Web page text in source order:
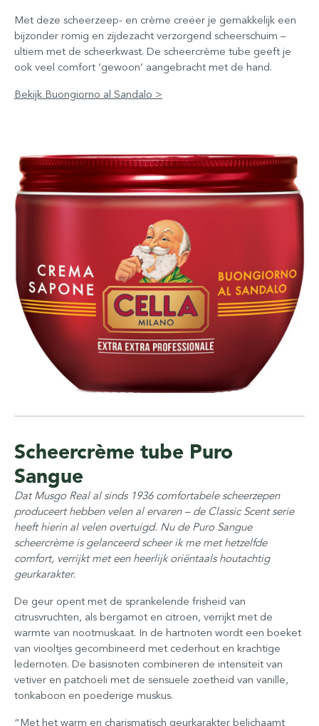
Met deze scheerzeep- en crème creëer je gemakkelijk een
bijzonder romig en zijdezacht verzorgend scheerschuim –
ultiem met de scheerkwast. De scheercrème tube geeft je
ook veel comfort ’gewoon’ aangebracht met de hand.
Bekijk Buongiorno al Sandalo >
Scheercrème tube Puro
Sangue
Dat Musgo Real al sinds 1936 comfortabele scheerzepen
produceert hebben velen al ervaren – de Classic Scent serie
heeft hierin al velen overtuigd. Nu de Puro Sangue
scheercrème is gelanceerd scheer ik me met hetzelfde
comfort, verrijkt met een heerlijk oriëntaals houtachtig
geurkarakter.
De geur opent met de sprankelende frisheid van
citrusvruchten, als bergamot en citroen, verrijkt met de
warmte van nootmuskaat. In de hartnoten wordt een boeket
van viooltjes gecombineerd met cederhout en krachtige
ledernoten. De basisnoten combineren de intensiteit van
vetiver en patchoeli met de sensuele zoetheid van vanille,
tonkaboon en poederige muskus.
“Met het warm en charismatisch geurkarakter belichaamt